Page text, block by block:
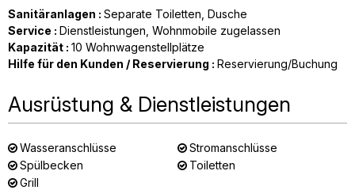
Sanitäranlagen : Separate Toiletten Dusche
Service : Dienstleistungen Wohnmobile zugelassen
Kapazität : 10 Wohnwagenstellplätze
Hilfe für den Kunden / Reservierung : Reservierung/Buchung
Ausrüstung & Dienstleistungen
Wasseranschlüsse
Stromanschlüsse
Spülbecken
Toiletten
Grill